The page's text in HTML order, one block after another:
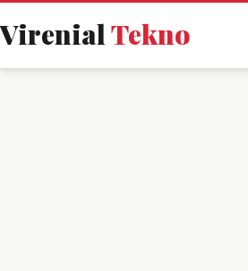
VirenialTekno